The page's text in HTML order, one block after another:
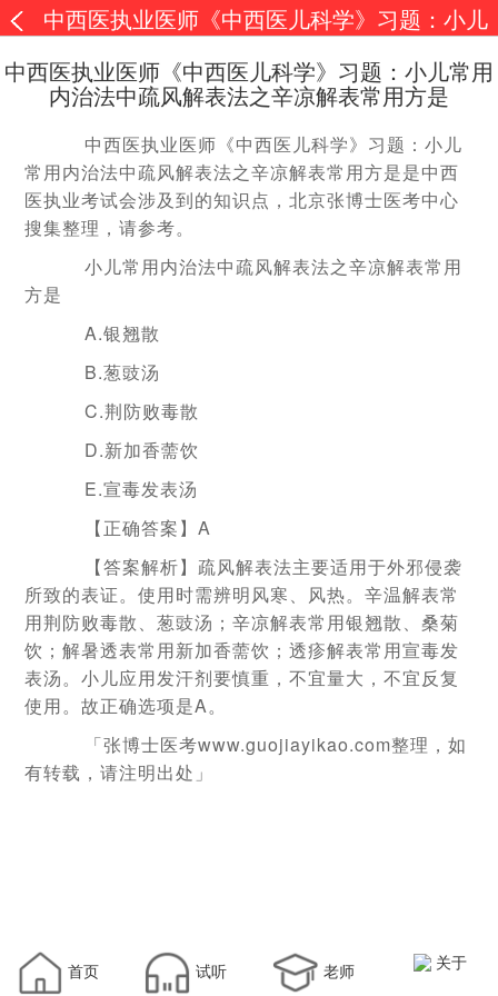
中西医执业医师《中西医儿科学》习题：小儿
常用内治法中疏风解表法之辛凉解表常用方是
中西医执业医师《中西医儿科学》习题：小儿常用
内治法中疏风解表法之辛凉解表常用方是
中西医执业医师《中西医儿科学》习题：小儿
常用内治法中疏风解表法之辛凉解表常用方是是中西
医执业考试会涉及到的知识点，北京张博士医考中心
搜集整理，请参考。
小儿常用内治法中疏风解表法之辛凉解表常用
方是
A.银翘散
B.葱豉汤
C.荆防败毒散
D.新加香薷饮
E.宣毒发表汤
【正确答案】A
【答案解析】疏风解表法主要适用于外邪侵袭
所致的表证。使用时需辨明风寒、风热。辛温解表常
用荆防败毒散、葱豉汤；辛凉解表常用银翘散、桑菊
饮；解暑透表常用新加香薷饮；透疹解表常用宣毒发
表汤。小儿应用发汗剂要慎重，不宜量大，不宜反复
使用。故正确选项是A。
「张博士医考www.guojiayikao.com整理，如
有转载，请注明出处」
首页 试听 老师 关于